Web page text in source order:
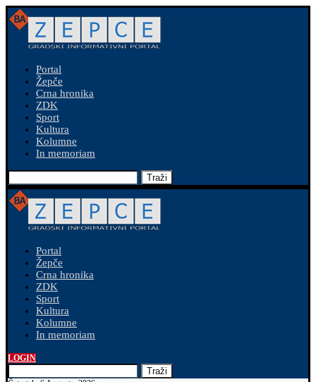
Portal
Žepče
Crna hronika
ZDK
Sport
Kultura
Kolumne
In memoriam
Traži
Portal
Žepče
Crna hronika
ZDK
Sport
Kultura
Kolumne
In memoriam
LOGIN
Traži